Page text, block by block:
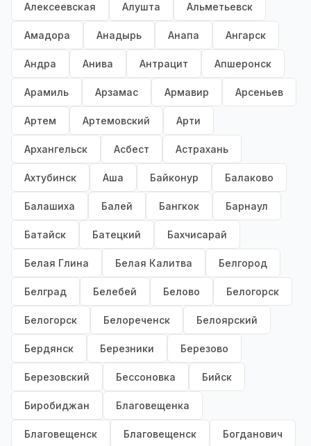
Алексеевская Алушта Альметьевск
Амадора Анадырь Анапа Ангарск
Андра Анива Антрацит Апшеронск
Арамиль Арзамас Армавир Арсеньев
Артем Артемовский Арти
Архангельск Асбест Астрахань
Ахтубинск Аша Байконур Балаково
Балашиха Балей Бангкок Барнаул
Батайск Батецкий Бахчисарай
Белая Глина Белая Калитва Белгород
Белград Белебей Белово Белогорск
Белогорск Белореченск Белоярский
Бердянск Березники Березово
Березовский Бессоновка Бийск
Биробиджан Благовещенка
Благовещенск Благовещенск Богданович